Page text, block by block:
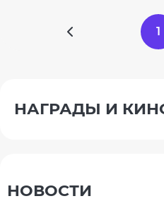
1
НАГРАДЫ И
НОВОСТИ